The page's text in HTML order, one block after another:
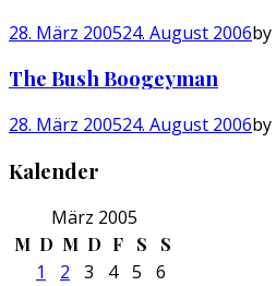
28. März 200524. August 2006by
The Bush Boogeyman
28. März 200524. August 2006by
Kalender
März 2005
M D M D F S S
1 2 3 4 5
6